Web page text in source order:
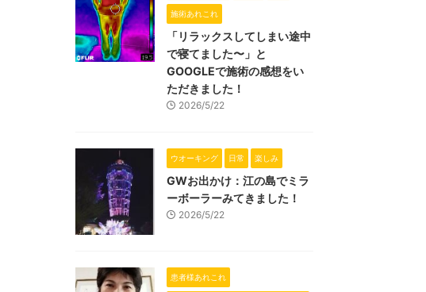
施術あれこれ
「リラックスしてしまい途中
で寝てました〜」と
GOOGLEで施術の感想をい
ただきました！
2026/5/22
ウオーキング 日常 楽しみ
GWお出かけ：江の島でミラ
ーボーラーみてきました！
2026/5/22
患者様あれこれ